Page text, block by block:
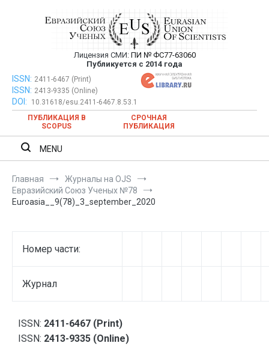
Евразийский Союз Ученых —
публикация научных статей в
ежемесячном научном журнале
Лицензия СМИ: ПИ № ФС77-63060
Публикуется с 2014 года
Евразийский Союз Ученых — публикация научных статей в
ежемесячном научном журнале
ISSN: 2411-6467 (Print)
ISSN: 2413-9335 (Online)
DOI:
10.31618/esu.2411-6467.8.53.1
ПУБЛИКАЦИЯ В
SCOPUS
СРОЧНАЯ
ПУБЛИКАЦИЯ
MENU
Главная
Журналы на OJS
Евразийский Союз Ученых №78
Euroasia__9(78)_3_september_2020
Номер части:
Журнал
ISSN: 2411-6467 (Print)
ISSN: 2413-9335 (Online)